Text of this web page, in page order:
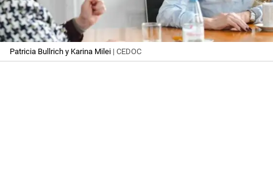
Patricia Bullrich y Karina Milei | CEDOC